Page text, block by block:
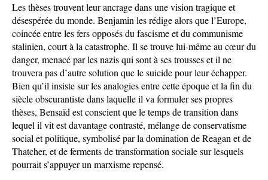
Les thèses trouvent leur ancrage dans une vision tragique et
désespérée du monde. Benjamin les rédige alors que l’Europe,
coincée entre les fers opposés du fascisme et du communisme
stalinien, court à la catastrophe. Il se trouve lui-même au cœur du
danger, menacé par les nazis qui sont à ses trousses et il ne
trouvera pas d’autre solution que le suicide pour leur échapper.
Bien qu’il insiste sur les analogies entre cette époque et la fin du
siècle obscurantiste dans laquelle il va formuler ses propres
thèses, Bensaïd est conscient que le temps de transition dans
lequel il vit est davantage contrasté, mélange de conservatisme
social et politique, symbolisé par la domination de Reagan et de
Thatcher, et de ferments de transformation sociale sur lesquels
pourrait s’appuyer un marxisme repensé.